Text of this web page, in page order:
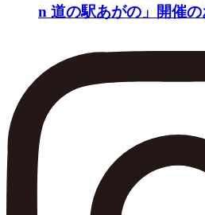
n 道の駅あがの」開催